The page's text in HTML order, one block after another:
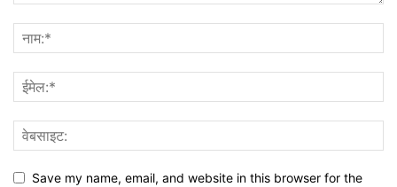
Save my name, email, and website in this browser for the